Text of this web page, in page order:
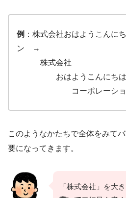
例 ：株式会社おはようこんに
ン →
株式会社
おはようこんにちは
コーポレーショ
このようなかたちで全体をみて
要になってきます。
「株式会社」を大